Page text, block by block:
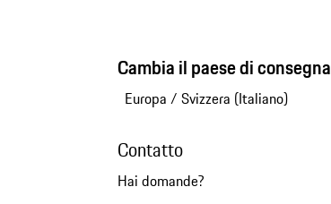
Cambia il paese di consegna
Europa / Svizzera (Italiano)
Contatto
Hai domande?